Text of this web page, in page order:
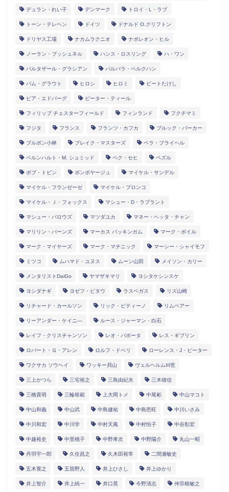
デュラン・れい子 デンマーク トロイ・L・ラブ
トーン・テレヘン ドイツ ドナルド O.クリフトン
ドリヤス工場 ナカムラクニオ ナポレオン・ヒル
ノーラン・ブッシュネル ハンス・ロスリング ハ・ワン
バルタザール・グラシアン バルバラ・ベルクハン
パム・グラウト ヒロシ ヒロミ ビートたけし
ピア・エドバーグ ピーター・ティール
フィリップ チェスターフィールド フィンランド フクチマミ
フジタ フランス フランツ・カフカ ブルック・バーカー
ブルボン小林 ブレイク・マスターズ ベラ・ブライヘル
ベルンハルト・M. シュミッド ペク・セヒ ペズル
ボブ・トビン ボンボヤージュ マイケル・サンデル
マイケル・フランゼーゼ マイケル・プロンコ
マイケル・Ｊ・フォックス マシュー・D・ラプラント
マシュー・バロウズ マツダユカ マネー・ヘッタ・チャン
マリリン・バーンズ マーカス バッキンガム マーク・ボイル
マーク・マイヤーズ マーク・マチニック マーシー・シャイモフ
ミツコ ムハマド・ユヌス ムーン山田 メイソン・カリー
メンタリストDaiGo ヤマザキマリ ヨシタケシンスケ
ヨシダナギ ヨゼフ・ピタウ ラスベガス リズ山崎
リチャード・カールソン リック・ピティーノ リムベアー
リーアンダー・ケイニ― ルース・ジャーマン・白石
レイフ・クリスチャンソン レオ・バボータ レス・ギブリン
ロバート・Ｇ・アレン ロルフ・ドベリ ローレンス・J・ピーター
ワクサカ ソウヘイ ワッキー貝山 ヴェルヘルムIII世
三上かつら 三宅裕之 三島由紀夫 三木雄信
三橋貴明 三輪裕範 上大岡トメ 中尾彬 中山マコト
中山和義 中山武 中島健祐 中島芭旺 中川いさみ
中川和宏 中川学 中村天風 中村恒子 中谷彰宏
中越裕史 中里桃子 中野孝次 中野陽介 丸山一昭
丹羽宇一郎 久住昌之 久木田裕常 二間瀬敏史
五木寛之 五箇野人 井上ひさし 井上ゆかり
井上智介 井上純一 井口晃 今野清志 仲宗根敏之